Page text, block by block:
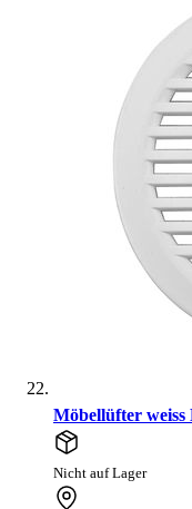
Möbellüfter weiss
Nicht auf Lager